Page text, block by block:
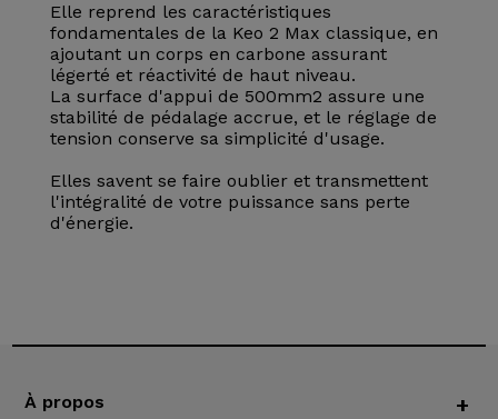
Elle reprend les caractéristiques
fondamentales de la Keo 2 Max classique, en
ajoutant un corps en carbone assurant
légerté et réactivité de haut niveau.
La surface d'appui de 500mm2 assure une
stabilité de pédalage accrue, et le réglage de
tension conserve sa simplicité d'usage.
Elles savent se faire oublier et transmettent
l'intégralité de votre puissance sans perte
d'énergie.
À propos +